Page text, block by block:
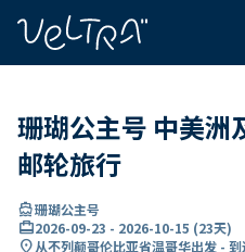
珊瑚公主号 中美洲
邮轮旅行
directions_boat珊瑚公主号
card_travel2026-09-23 - 2026-10-15 (23天)
location_on从不列颠哥伦比亚省温哥华出发 -